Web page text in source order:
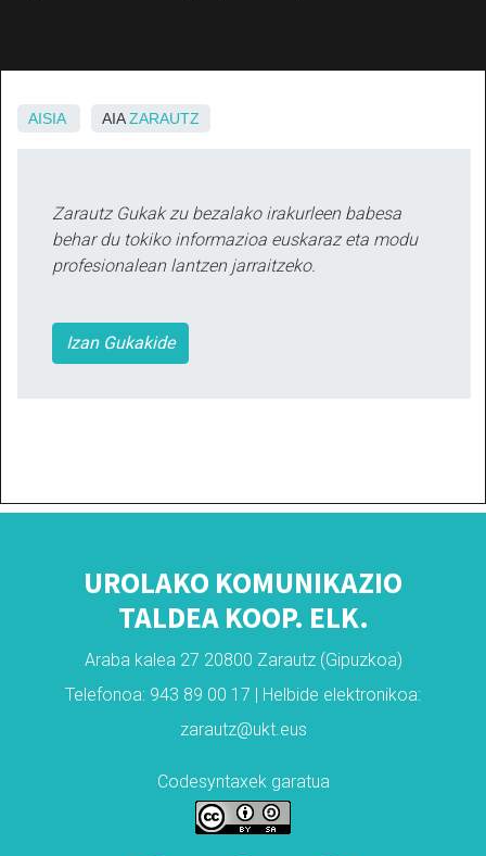
AISIA AIAZARAUTZ
Zarautz Gukak zu bezalako irakurleen babesa
behar du tokiko informazioa euskaraz eta modu
profesionalean lantzen jarraitzeko.
Izan Gukakide
UROLAKO KOMUNIKAZIO
TALDEA KOOP. ELK.
Araba kalea 27 20800 Zarautz (Gipuzkoa)
Telefonoa: 943 89 00 17 | Helbide elektronikoa:
zarautz@ukt.eus
Codesyntaxek garatua